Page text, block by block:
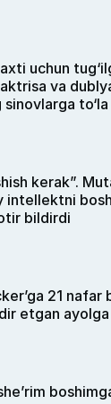
uchun
va
kerak”.
intellektni
bildirdi
21 nafar
etgan ayolga